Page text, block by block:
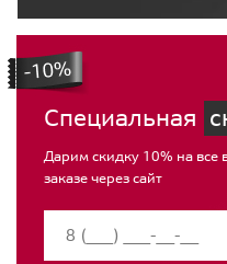
Специальная
Дарим скидку 10% на
заказе через сайт